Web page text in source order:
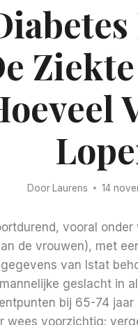
Door Laurens 14
vooral
de vrouwen), met
van Istat
geslacht in
bij 65-74 jaar
wees voorzichtig: